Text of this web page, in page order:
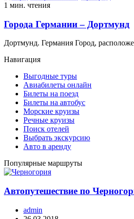
1 мин. чтения
Города Германии – Дортмунд
Дортмунд. Германия Город,
Навигация
Выгодные туры
Авиабилеты онлайн
Билеты на поезд
Билеты на автобус
Морские круизы
Речные круизы
Поиск отелей
Выбрать экскурсию
Авто в аренду
Популярные маршруты
Автопутешествие по
admin